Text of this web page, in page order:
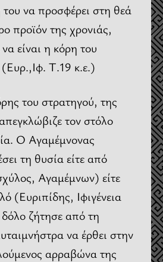
να προσφέρει στη θεά
προϊόν της χρονιάς,
είναι η κόρη του
(Ευρ.,Ιφ. Τ.19 κ.ε.)
του στρατηγού, της
τον στόλο
Ο Αγαμέμνονας
τη θυσία είτε από
Αγαμέμνων) είτε
(Ευριπίδης, Ιφιγένεια
ζήτησε από τη
να έρθει στην
αρραβώνα της